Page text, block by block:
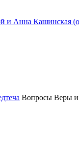
и Анна Кашинская
Вопросы Веры